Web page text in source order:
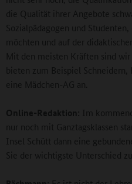
die Qualität ihrer Angebote
Sozialpädagogen und
möchten und auf der
Mit den meisten Kräften sind
bieten zum Beispiel
eine Mädchen-AG an.
Online-Redaktion: Im
nur noch mit Ganztagsklassen
Insel Schütt dann eine
Sie der wichtigste Unterschied